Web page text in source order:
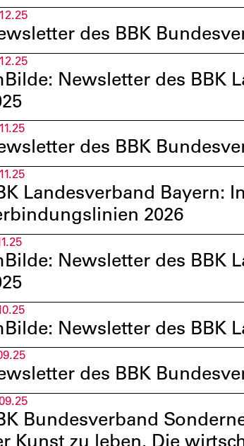
des BBK
Newsletter des BBK
des BBK
Landesverband Bayern:
2026
Newsletter des BBK
Newsletter des BBK
des BBK
Bundesverband
Kunst zu leben. Die